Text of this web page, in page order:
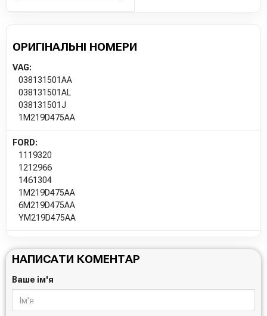
ОРИГІНАЛЬНІ НОМЕРИ
VAG:
038131501AA
038131501AL
038131501J
1M219D475AA
FORD:
1119320
1212966
1461304
1M219D475AA
6M219D475AA
YM219D475AA
НАПИСАТИ КОМЕНТАР
Ваше ім'я